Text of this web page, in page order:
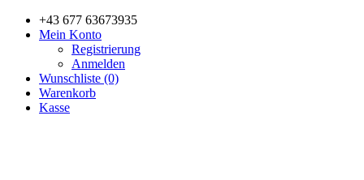
+43 677 63673935
Mein Konto
Registrierung
Anmelden
Wunschliste (0)
Warenkorb
Kasse